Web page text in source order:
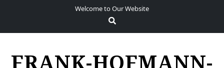
Welcome to Our Website
FRANK-HOFMANN-